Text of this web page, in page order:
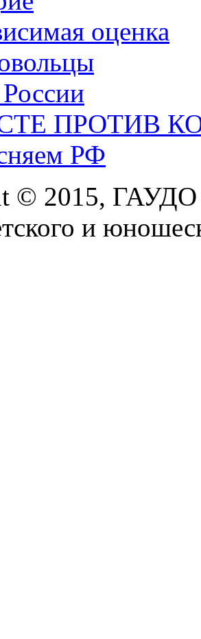
© 2015, ГАУДО
и